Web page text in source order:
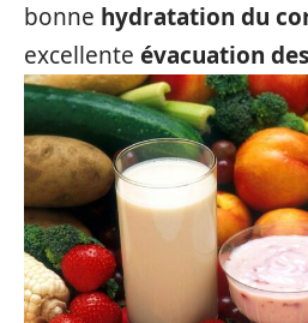
bonne hydratation du
excellente évacuation